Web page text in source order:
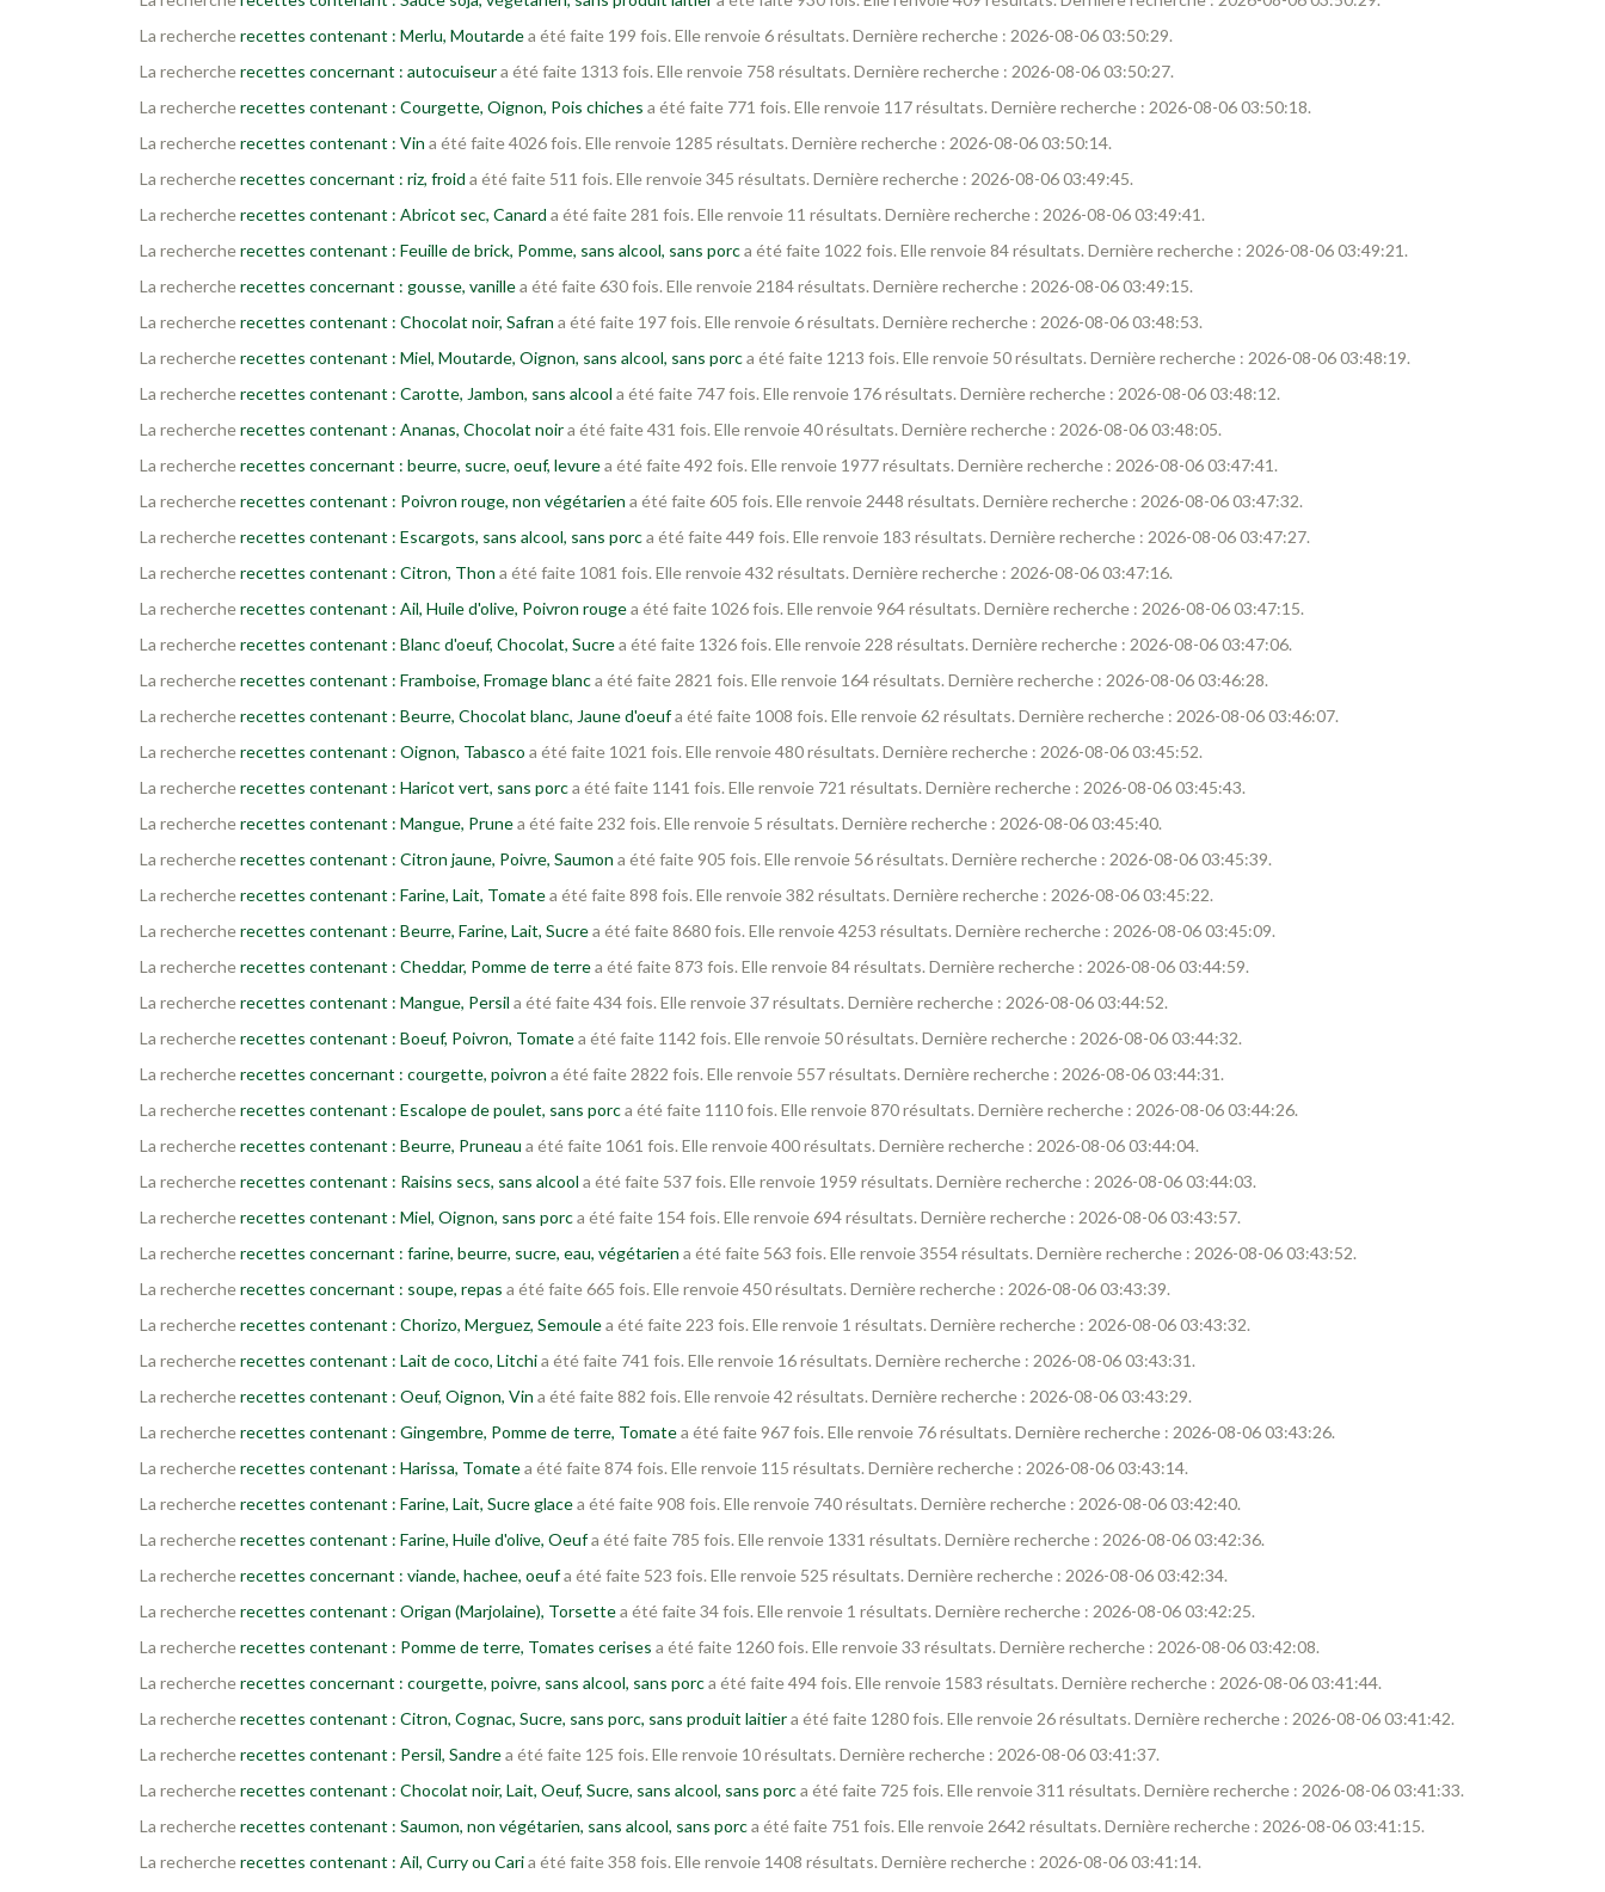
La rechercherecettes contenant : Merlu, Moutardea été faite 199 fois. Elle renvoie 6 résultats. Dernière recherche : 2026-08-06 03:50:29.
La rechercherecettes concernant : autocuiseura été faite 1313 fois. Elle renvoie 758 résultats. Dernière recherche : 2026-08-06 03:50:27.
La rechercherecettes contenant : Courgette, Oignon, Pois chiches a été faite 771 fois. Elle renvoie 117 résultats. Dernière recherche : 2026-08-06 03:50:18.
La rechercherecettes contenant : Vin a été faite 4026 fois. Elle renvoie 1285 résultats. Dernière recherche : 2026-08-06 03:50:14.
La rechercherecettes concernant : riz, froid a été faite 511 fois. Elle renvoie 345 résultats. Dernière recherche : 2026-08-06 03:49:45.
La rechercherecettes contenant : Abricot sec, Canard a été faite 281 fois. Elle renvoie 11 résultats. Dernière recherche : 2026-08-06 03:49:41.
La rechercherecettes contenant : Feuille de brick, Pomme, sans alcool, sans porca été faite 1022 fois. Elle renvoie 84 résultats. Dernière recherche : 2026-08-06 03:49:21.
La rechercherecettes concernant : gousse, vanillea été faite 630 fois. Elle renvoie 2184 résultats. Dernière recherche : 2026-08-06 03:49:15.
La rechercherecettes contenant : Chocolat noir, Safran a été faite 197 fois. Elle renvoie 6 résultats. Dernière recherche : 2026-08-06 03:48:53.
La rechercherecettes contenant : Miel, Moutarde, Oignon, sans alcool, sans porca été faite 1213 fois. Elle renvoie 50 résultats. Dernière recherche : 2026-08-06 03:48:19.
La rechercherecettes contenant : Carotte, Jambon, sans alcool a été faite 747 fois. Elle renvoie 176 résultats. Dernière recherche : 2026-08-06 03:48:12.
La rechercherecettes contenant : Ananas, Chocolat noira été faite 431 fois. Elle renvoie 40 résultats. Dernière recherche : 2026-08-06 03:48:05.
La rechercherecettes concernant : beurre, sucre, oeuf, levurea été faite 492 fois. Elle renvoie 1977 résultats. Dernière recherche : 2026-08-06 03:47:41.
La rechercherecettes contenant : Poivron rouge, non végétarien a été faite 605 fois. Elle renvoie 2448 résultats. Dernière recherche : 2026-08-06 03:47:32.
La rechercherecettes contenant : Escargots, sans alcool, sans porca été faite 449 fois. Elle renvoie 183 résultats. Dernière recherche : 2026-08-06 03:47:27.
La rechercherecettes contenant : Citron, Thon a été faite 1081 fois. Elle renvoie 432 résultats. Dernière recherche : 2026-08-06 03:47:16.
La rechercherecettes contenant : Ail, Huile d'olive, Poivron rougea été faite 1026 fois. Elle renvoie 964 résultats. Dernière recherche : 2026-08-06 03:47:15.
La rechercherecettes contenant : Blanc d'oeuf, Chocolat, Sucrea été faite 1326 fois. Elle renvoie 228 résultats. Dernière recherche : 2026-08-06 03:47:06.
La rechercherecettes contenant : Framboise, Fromage blanca été faite 2821 fois. Elle renvoie 164 résultats. Dernière recherche : 2026-08-06 03:46:28.
La rechercherecettes contenant : Beurre, Chocolat blanc, Jaune d'oeufa été faite 1008 fois. Elle renvoie 62 résultats. Dernière recherche : 2026-08-06 03:46:07.
La rechercherecettes contenant : Oignon, Tabasco a été faite 1021 fois. Elle renvoie 480 résultats. Dernière recherche : 2026-08-06 03:45:52.
La rechercherecettes contenant : Haricot vert, sans porca été faite 1141 fois. Elle renvoie 721 résultats. Dernière recherche : 2026-08-06 03:45:43.
La rechercherecettes contenant : Mangue, Prunea été faite 232 fois. Elle renvoie 5 résultats. Dernière recherche : 2026-08-06 03:45:40.
La rechercherecettes contenant : Citron jaune, Poivre, Saumon a été faite 905 fois. Elle renvoie 56 résultats. Dernière recherche : 2026-08-06 03:45:39.
La rechercherecettes contenant : Farine, Lait, Tomatea été faite 898 fois. Elle renvoie 382 résultats. Dernière recherche : 2026-08-06 03:45:22.
La rechercherecettes contenant : Beurre, Farine, Lait, Sucrea été faite 8680 fois. Elle renvoie 4253 résultats. Dernière recherche : 2026-08-06 03:45:09.
La rechercherecettes contenant : Cheddar, Pomme de terrea été faite 873 fois. Elle renvoie 84 résultats. Dernière recherche : 2026-08-06 03:44:59.
La rechercherecettes contenant : Mangue, Persil a été faite 434 fois. Elle renvoie 37 résultats. Dernière recherche : 2026-08-06 03:44:52.
La rechercherecettes contenant : Boeuf, Poivron, Tomatea été faite 1142 fois. Elle renvoie 50 résultats. Dernière recherche : 2026-08-06 03:44:32.
La rechercherecettes concernant : courgette, poivron a été faite 2822 fois. Elle renvoie 557 résultats. Dernière recherche : 2026-08-06 03:44:31.
La rechercherecettes contenant : Escalope de poulet, sans porca été faite 1110 fois. Elle renvoie 870 résultats. Dernière recherche : 2026-08-06 03:44:26.
La rechercherecettes contenant : Beurre, Pruneau a été faite 1061 fois. Elle renvoie 400 résultats. Dernière recherche : 2026-08-06 03:44:04.
La rechercherecettes contenant : Raisins secs, sans alcool a été faite 537 fois. Elle renvoie 1959 résultats. Dernière recherche : 2026-08-06 03:44:03.
La rechercherecettes contenant : Miel, Oignon, sans porca été faite 154 fois. Elle renvoie 694 résultats. Dernière recherche : 2026-08-06 03:43:57.
La rechercherecettes concernant : farine, beurre, sucre, eau, végétarien a été faite 563 fois. Elle renvoie 3554 résultats. Dernière recherche : 2026-08-06 03:43:52.
La rechercherecettes concernant : soupe, repas a été faite 665 fois. Elle renvoie 450 résultats. Dernière recherche : 2026-08-06 03:43:39.
La rechercherecettes contenant : Chorizo, Merguez, Semoulea été faite 223 fois. Elle renvoie 1 résultats. Dernière recherche : 2026-08-06 03:43:32.
La rechercherecettes contenant : Lait de coco, Litchia été faite 741 fois. Elle renvoie 16 résultats. Dernière recherche : 2026-08-06 03:43:31.
La rechercherecettes contenant : Oeuf, Oignon, Vin a été faite 882 fois. Elle renvoie 42 résultats. Dernière recherche : 2026-08-06 03:43:29.
La rechercherecettes contenant : Gingembre, Pomme de terre, Tomatea été faite 967 fois. Elle renvoie 76 résultats. Dernière recherche : 2026-08-06 03:43:26.
La rechercherecettes contenant : Harissa, Tomatea été faite 874 fois. Elle renvoie 115 résultats. Dernière recherche : 2026-08-06 03:43:14.
La rechercherecettes contenant : Farine, Lait, Sucre glacea été faite 908 fois. Elle renvoie 740 résultats. Dernière recherche : 2026-08-06 03:42:40.
La rechercherecettes contenant : Farine, Huile d'olive, Oeufa été faite 785 fois. Elle renvoie 1331 résultats. Dernière recherche : 2026-08-06 03:42:36.
La rechercherecettes concernant : viande, hachee, oeufa été faite 523 fois. Elle renvoie 525 résultats. Dernière recherche : 2026-08-06 03:42:34.
La rechercherecettes contenant : Origan (Marjolaine), Torsettea été faite 34 fois. Elle renvoie 1 résultats. Dernière recherche : 2026-08-06 03:42:25.
La rechercherecettes contenant : Pomme de terre, Tomates cerises a été faite 1260 fois. Elle renvoie 33 résultats. Dernière recherche : 2026-08-06 03:42:08.
La rechercherecettes concernant : courgette, poivre, sans alcool, sans porca été faite 494 fois. Elle renvoie 1583 résultats. Dernière recherche : 2026-08-06 03:41:44.
La rechercherecettes contenant : Citron, Cognac, Sucre, sans porc, sans produit laitiera été faite 1280 fois. Elle renvoie 26 résultats. Dernière recherche : 2026-08-06 03:41:42.
La rechercherecettes contenant : Persil, Sandrea été faite 125 fois. Elle renvoie 10 résultats. Dernière recherche : 2026-08-06 03:41:37.
La rechercherecettes contenant : Chocolat noir, Lait, Oeuf, Sucre, sans alcool, sans porca été faite 725 fois. Elle renvoie 311 résultats. Dernière recherche : 2026-08-06 03:41:33.
La rechercherecettes contenant : Saumon, non végétarien, sans alcool, sans porca été faite 751 fois. Elle renvoie 2642 résultats. Dernière recherche : 2026-08-06 03:41:15.
La rechercherecettes contenant : Ail, Curry ou Caria été faite 358 fois. Elle renvoie 1408 résultats. Dernière recherche : 2026-08-06 03:41:14.